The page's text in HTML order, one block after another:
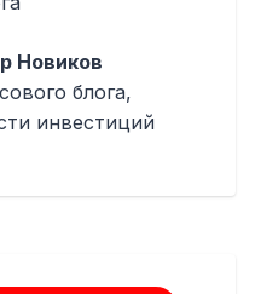
Новиков
блога,
инвестиций